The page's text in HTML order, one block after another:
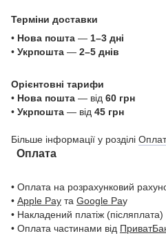
Терміни доставки
• Нова пошта — 1–3 дні
• Укрпошта — 2–5 днів
Орієнтовні тарифи
• Нова пошта — від 60 грн
• Укрпошта — від 45 грн
Більше інформації у розділі
Оплата
• Оплата на розрахунковий
• Apple Pay та Google Pay
• Накладений платіж (післяплата)
• Оплата частинами від